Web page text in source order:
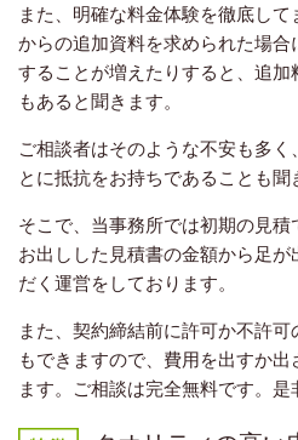
また、明確な料金体験を徹底し
からの追加資料を求められた場
することが増えたりすると、追
もあると聞きます。
ご相談者はそのような不安も多く
とに抵抗をお持ちであることも聞
そこで、当事務所では初期の見積
お出しした見積書の金額から足
だく運営をしております。
また、契約締結前に許可か不許
もできますので、費用を出すか
ます。ご相談は完全無料です。是